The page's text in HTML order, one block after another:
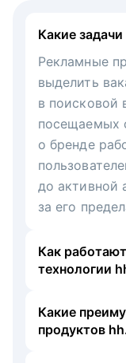
Какие
Рекламные
выделить
в поисковой
посещаемых
о бренде
до активной
за его
Как
технологии
Какие
продуктов